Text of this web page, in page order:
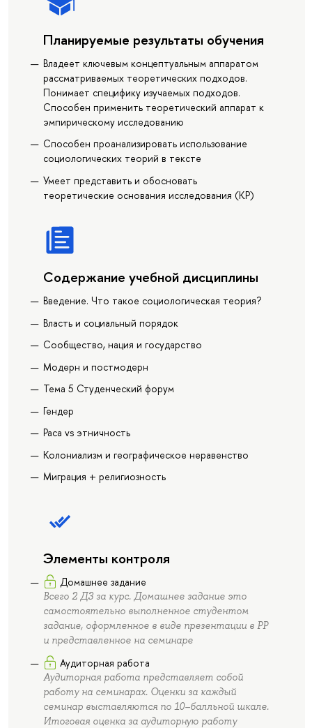
Планируемые результаты обучения
Владеет ключевым концептуальным аппаратом
рассматриваемых теоретических подходов.
Понимает специфику изучаемых подходов.
Способен применить теоретический аппарат к
эмпирическому исследованию
Способен проанализировать использование
социологических теорий в тексте
Умеет представить и обосновать
теоретические основания исследования (КР)
Содержание учебной дисциплины
Введение. Что такое социологическая теория?
Власть и социальный порядок
Сообщество, нация и государство
Модерн и постмодерн
Тема 5 Студенческий форум
Гендер
Раса vs этничность
Колониализм и географическое неравенство
Миграция + религиозность
Элементы контроля
Домашнее задание
Всего 2 ДЗ за курс. Домашнее задание это
самостоятельно выполненное студентом
задание, оформленное в виде презентации в PP
и представленное на семинаре
Аудиторная работа
Аудиторная работа представляет собой
работу на семинарах. Оценки за каждый
семинар выставляются по 10–балльной шкале.
Итоговая оценка за аудиторную работу